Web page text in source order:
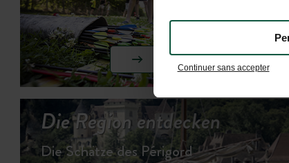
Continuer sans accepter
AKTIVITÄTEN ANSEHEN
Die Region entdecken
Die Schätze des Périgord